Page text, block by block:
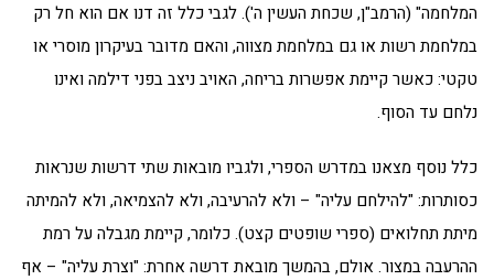
המלחמה" (הרמב"ן, שכחת העשין ה'). לגבי כלל זה דנו אם הוא חל רק
במלחמת רשות או גם במלחמת מצווה, והאם מדובר בעיקרון מוסרי או
טקטי: כאשר קיימת אפשרות בריחה, האויב ניצב בפני דילמה ואינו
נלחם עד הסוף.
כלל נוסף מצאנו במדרש הספרי, ולגביו מובאות שתי דרשות שנראות
כסותרות: "להילחם עליה" – ולא להרעיבה, ולא להצמיאה, ולא להמיתה
מיתת תחלואים (ספרי שופטים קצט). כלומר, קיימת מגבלה על רמת
ההרעבה במצור. אולם, בהמשך מובאת דרשה אחרת: "וצרת עליה" – אף